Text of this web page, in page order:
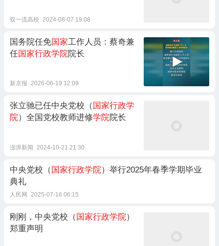
双一流高校 2024-08-07 19:08
国务院任免国家工作人员：蔡奇兼
任国家行政学院院长
新京报 2026-06-19 12:09
张立驰已任中央党校（ 国家行政学
院）全国党校教师进修学院院长
澎湃新闻 2024-10-21 21:30
中央党校（ 国家行政学院）举行2025年春季学期毕业
典礼
人民网 2025-07-16 06:15
刚刚，中央党校（ 国家行政学院）
郑重声明